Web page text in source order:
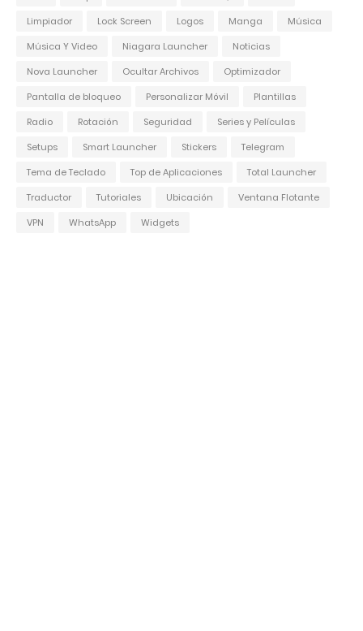
Limpiador
Lock Screen Logos Manga
Música
Música Y Video
Niagara Launcher
Noticias
Nova Launcher
Ocultar Archivos
Optimizador
Pantalla de bloqueo
Personalizar Móvil
Plantillas
Radio
Rotación Seguridad
Series y Películas
Setups
Smart Launcher Stickers
Telegram
Tema de Teclado
Top de Aplicaciones
Total Launcher
Traductor
Tutoriales Ubicación
Ventana Flotante
VPN
WhatsApp Widgets